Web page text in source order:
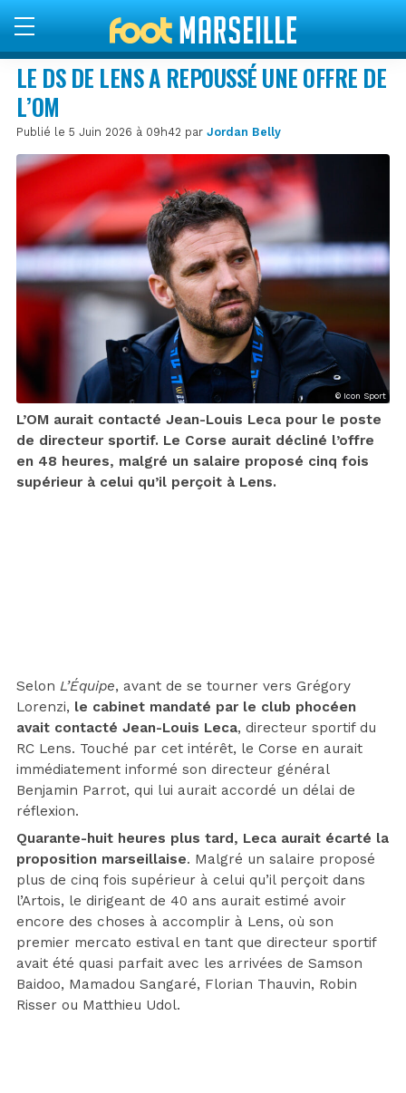
LE DS DE LENS A REPOUSSÉ UNE OFFRE DE
L’OM
Publié le 5 Juin 2026 à 09h42 par Jordan Belly
© Icon Sport
L’OM aurait contacté Jean-Louis Leca pour le poste
de directeur sportif. Le Corse aurait décliné l’offre
en 48 heures, malgré un salaire proposé cinq fois
supérieur à celui qu’il perçoit à Lens.
Selon L’Équipe, avant de se tourner vers Grégory
Lorenzi, le cabinet mandaté par le club phocéen
avait contacté Jean-Louis Leca, directeur sportif du
RC Lens. Touché par cet intérêt, le Corse en aurait
immédiatement informé son directeur général
Benjamin Parrot, qui lui aurait accordé un délai de
réflexion.
Quarante-huit heures plus tard, Leca aurait écarté la
proposition marseillaise. Malgré un salaire proposé
plus de cinq fois supérieur à celui qu’il perçoit dans
l’Artois, le dirigeant de 40 ans aurait estimé avoir
encore des choses à accomplir à Lens, où son
premier mercato estival en tant que directeur sportif
avait été quasi parfait avec les arrivées de Samson
Baidoo, Mamadou Sangaré, Florian Thauvin, Robin
Risser ou Matthieu Udol.